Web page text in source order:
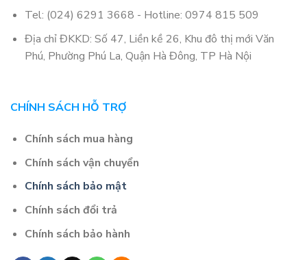
Tel: (024) 6291 3668 - Hotline: 0974 815 509
Địa chỉ ĐKKD: Số 47, Liền kề 26, Khu đô thị mới Văn
Phú, Phường Phú La, Quận Hà Đông, TP Hà Nội
CHÍNH SÁCH HỖ TRỢ
Chính sách mua hàng
Chính sách vận chuyển
Chính sách bảo mật
Chính sách đổi trả
Chính sách bảo hành